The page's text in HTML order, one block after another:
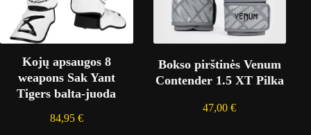
Kojų apsaugos 8
weapons Sak Yant
Tigers balta-juoda
84,95 €
Bokso pirštinės Venum
Contender 1.5 XT Pilka
47,00€